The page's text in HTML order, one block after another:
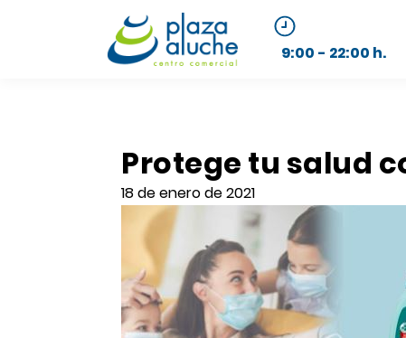
9:00 - 22:00 h.
Protege tu salud
18 de enero de 2021